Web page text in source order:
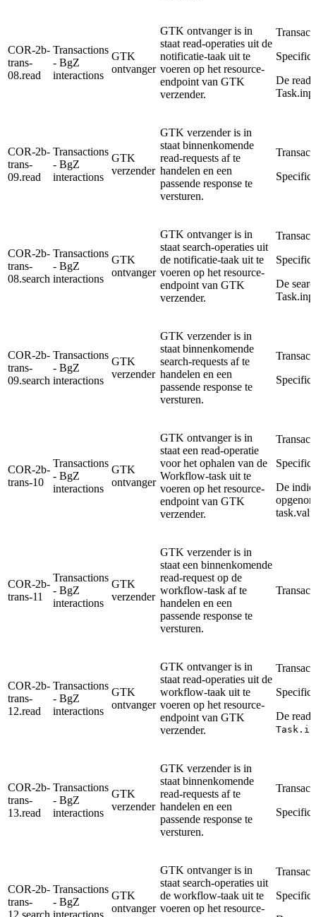
COR-2b-
trans-
08.read
Transactions
- BgZ
interactions
GTK
ontvanger
GTK ontvanger is in
staat read-operaties uit de
notificatie-taak uit te
voeren op het resource-
endpoint van GTK
verzender.
De
COR-2b-
trans-
09.read
Transactions
- BgZ
interactions
GTK
verzender
GTK verzender is in
staat binnenkomende
read-requests af te
handelen en een
passende response te
versturen.
COR-2b-
trans-
08.search
Transactions
- BgZ
interactions
GTK
ontvanger
GTK ontvanger is in
staat search-operaties uit
de notificatie-taak uit te
voeren op het resource-
endpoint van GTK
verzender.
De
COR-2b-
trans-
09.search
Transactions
- BgZ
interactions
GTK
verzender
GTK verzender is in
staat binnenkomende
search-requests af te
handelen en een
passende response te
versturen.
COR-2b-
trans-10
Transactions
- BgZ
interactions
GTK
ontvanger
GTK ontvanger is in
staat een read-operatie
voor het ophalen van de
Workflow-task uit te
voeren op het resource-
endpoint van GTK
verzender.
De
COR-2b-
trans-11
Transactions
- BgZ
interactions
GTK
verzender
GTK verzender is in
staat een binnenkomende
read-request op de
workflow-task af te
handelen en een
passende response te
versturen.
COR-2b-
trans-
12.read
Transactions
- BgZ
interactions
GTK
ontvanger
GTK ontvanger is in
staat read-operaties uit de
workflow-taak uit te
voeren op het resource-
endpoint van GTK
verzender.
De
COR-2b-
trans-
13.read
Transactions
- BgZ
interactions
GTK
verzender
GTK verzender is in
staat binnenkomende
read-requests af te
handelen en een
passende response te
versturen.
COR-2b-
trans-
Transactions
- BgZ
GTK
ontvanger
GTK ontvanger is in
staat search-operaties uit
de workflow-taak uit te
voeren op het resource-